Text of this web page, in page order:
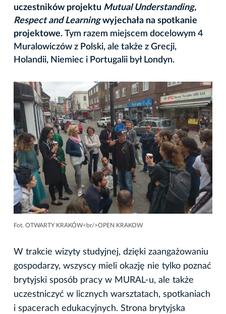
uczestników projektu Mutual Understanding,
Respect and Learningwyjechała na spotkanie
projektowe. Tym razem miejscem docelowym 4
Muralowiczów z Polski, ale także z Grecji,
Holandii, Niemiec i Portugalii był Londyn.
Fot. OTWARTY KRAKÓW<br/>OPEN KRAKOW
W trakcie wizyty studyjnej, dzięki zaangażowaniu
gospodarzy, wszyscy mieli okazję nie tylko poznać
brytyjski sposób pracy w MURAL-u, ale także
uczestniczyć w licznych warsztatach, spotkaniach
i spacerach edukacyjnych. Strona brytyjska